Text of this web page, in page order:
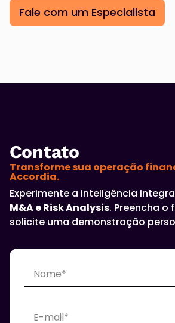
Fale com um Especialista
Contato
Transforme sua operação
Accordia.
Experimente a inteligência
M&A e Risk Analysis. Preencha o
solicite uma demonstração